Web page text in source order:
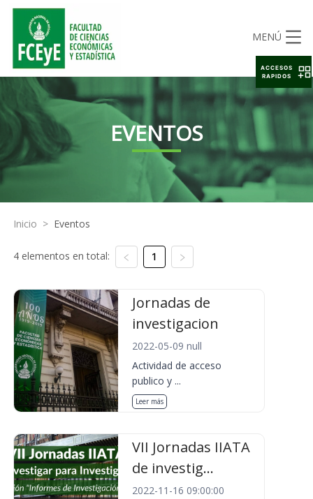
MENÚ
EVENTOS
Inicio > Eventos
4 elementos en total: 1
Jornadas de
investigacion
2022-05-09 null
Actividad de acceso
publico y ...
Leer más
VII Jornadas IIATA
de investig...
2022-11-16 09:00:00
ACCESOS
RAPIDOS